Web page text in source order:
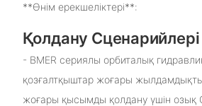
**Өнім ерекшеліктері**:
Қолдану Сценарийлері
- BMER сериялы орбиталық
қозғалтқыштар жоғары
жоғары қысымды қолдану үшін озық